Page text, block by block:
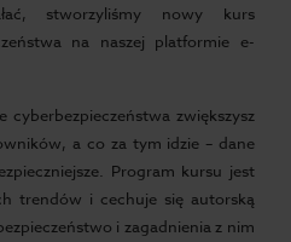
stworzyliśmy nowy kurs
na naszej platformie e-
cyberbezpieczeństwa zwiększysz
a co za tym idzie – dane
Program kursu jest
trendów i cechuje się autorską
i zagadnienia z nim